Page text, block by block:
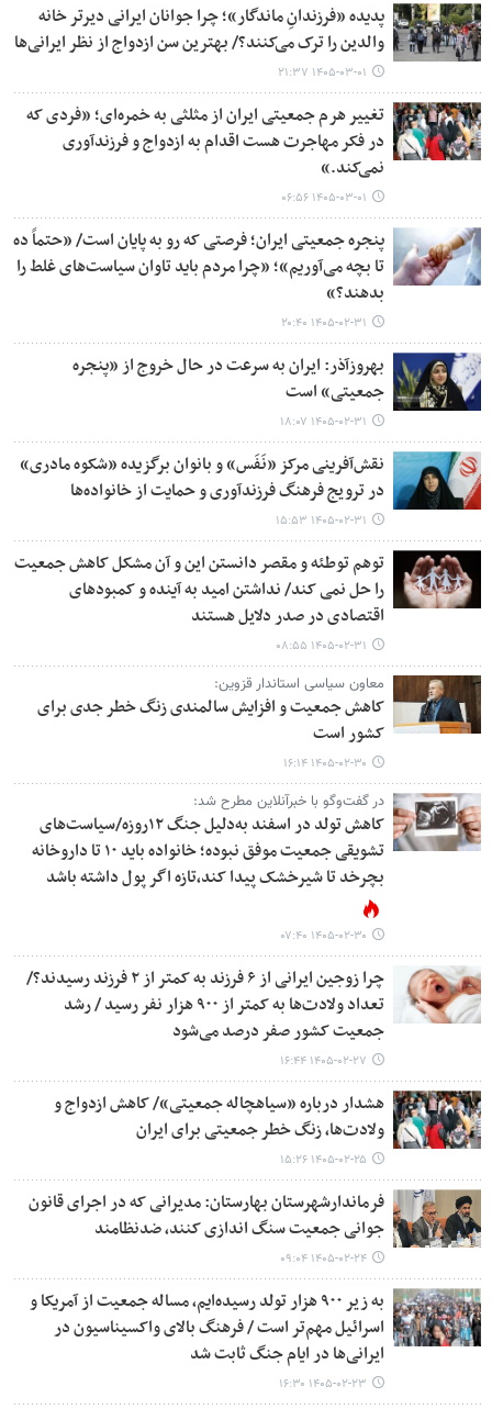
پدیده «فرزندانِ ماندگار»؛ چرا جوانان ایرانی دیرتر خانه
والدین را ترک می‌کنند؟/ بهترین سن ازدواج از نظر ایرانی‌ها
۱۴۰۵-۰۳-۰۱ ۲۱:۳۷
تغییر هرم جمعیتی ایران از مثلثی به خمره‌ای؛ «فردی که
در فکر مهاجرت هست اقدام به ازدواج و فرزندآوری
نمی‌کند.»
۱۴۰۵-۰۳-۰۱ ۰۶:۵۶
پنجره جمعیتی ایران؛ فرصتی که رو به پایان است/ «حتماً ده
تا بچه می‌آوریم»؛ «چرا مردم باید تاوان سیاست‌های غلط را
بدهند؟»
۱۴۰۵-۰۲-۳۱ ۲۰:۴۰
بهروزآذر: ایران به سرعت در حال خروج از «پنجره
جمعیتی» است
۱۴۰۵-۰۲-۳۱ ۱۸:۰۷
نقش‌آفرینی مرکز «نَفَس» و بانوان برگزیده «شکوه مادری»
در ترویج فرهنگ فرزندآوری و حمایت از خانواده‌ها
۱۴۰۵-۰۲-۳۱ ۱۵:۵۳
توهم توطئه و مقصر دانستن این و آن مشکل کاهش جمعیت
را حل نمی کند/ نداشتن امید به آینده و کمبودهای
اقتصادی در صدر دلایل هستند
۱۴۰۵-۰۲-۳۱ ۰۸:۵۵
معاون سیاسی استاندار قزوین:
کاهش جمعیت و افزایش سالمندی زنگ خطر جدی برای
کشور است
۱۴۰۵-۰۲-۳۰ ۱۶:۱۴
در گفت‌وگو با خبرآنلاین مطرح شد:
کاهش تولد در اسفند به‌دلیل جنگ ۱۲روزه/سیاست‌های
تشویقی جمعیت موفق نبوده؛ خانواده‌ باید ۱۰ تا داروخانه
بچرخد تا شیرخشک پیدا کند،تازه اگر پول داشته باشد
۱۴۰۵-۰۲-۳۰ ۰۷:۴۰
چرا زوجین ایرانی از ۶ فرزند به کمتر از ۲ فرزند رسیدند؟/
تعداد ولادت‌ها به کمتر از ۹۰۰ هزار نفر رسید / رشد
جمعیت کشور صفر درصد می‌شود
۱۴۰۵-۰۲-۲۷ ۱۶:۴۴
هشدار درباره «سیاهچاله جمعیتی»/ کاهش ازدواج و
ولادت‌ها، زنگ خطر جمعیتی برای ایران
۱۴۰۵-۰۲-۲۵ ۱۵:۲۶
فرماندارشهرستان بهارستان: مدیرانی که در اجرای قانون
جوانی جمعیت سنگ اندازی کنند، ضدنظامند
۱۴۰۵-۰۲-۲۴ ۰۹:۰۴
به زیر ۹۰۰ هزار تولد رسیده‌ایم، مساله جمعیت از آمریکا و
اسرائیل مهم‌تر است / فرهنگ ‌بالای واکسیناسیون در
ایرانی‌ها در ایام جنگ ثابت شد
۱۴۰۵-۰۲-۲۳ ۱۶:۳۰